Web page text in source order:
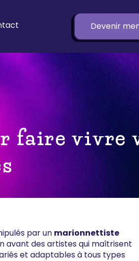
Devenir
faire vivre
par un marionnettiste
avant des artistes qui maîtrisent
et adaptables à tous types